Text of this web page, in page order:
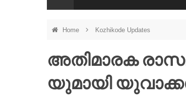
Home Kozhikode Updates
അതിമാരക
യുമായി